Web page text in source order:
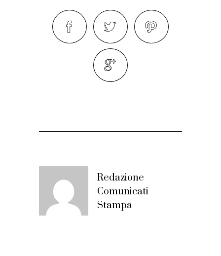
Redazione
Comunicati
Stampa